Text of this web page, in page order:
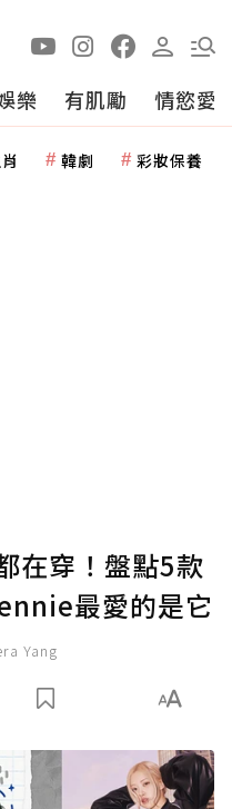
樂 有肌勵 情慾愛
韓劇 彩妝保養
在穿！盤點5款
最愛的是它
Yang